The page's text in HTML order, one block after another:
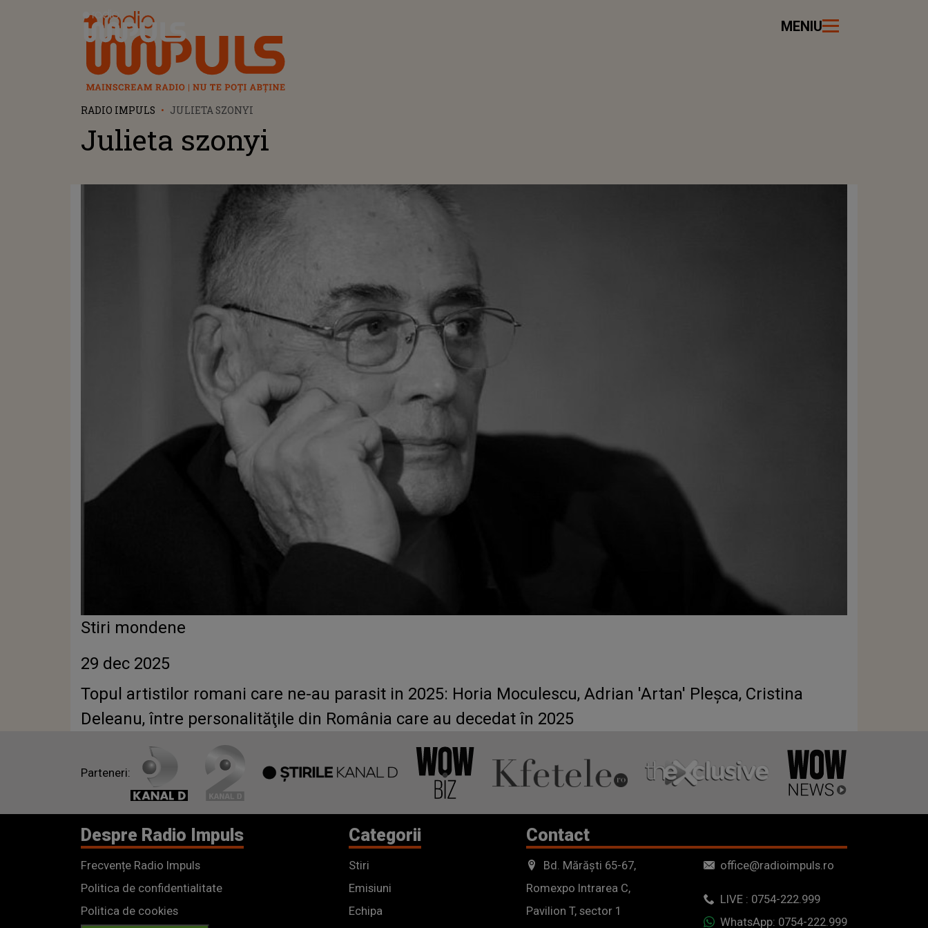
Radio Impuls MENIU
RADIO IMPULS JULIETA SZONYI
Julieta szonyi
Stiri mondene
29 dec 2025
Topul artistilor romani care ne-au parasit in 2025: Horia Moculescu, Adrian 'Artan' Pleşca, Cristina
Deleanu, între personalităţile din România care au decedat în 2025
Parteneri:
Despre Radio Impuls
Frecvențe Radio Impuls
Politica de confidentialitate
Politica de cookies
Categorii
Stiri
Emisiuni
Echipa
Contact
Bd. Mărăști 65-67,
Romexpo Intrarea C,
Pavilion T, sector 1
office@radioimpuls.ro
LIVE : 0754-222.999
WhatsApp: 0754-222.999